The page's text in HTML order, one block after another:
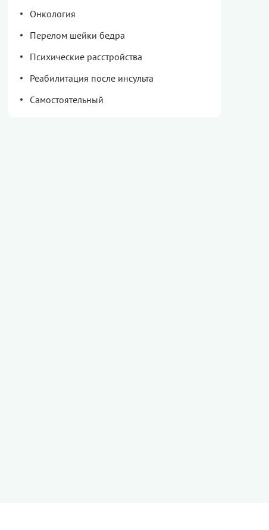
Онкология
Перелом шейки бедра
Психические расстройства
Реабилитация после инсульта
Самостоятельный